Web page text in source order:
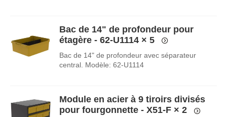
Bac de 14" de profondeur pour
étagère - 62-U1114× 5
Bac de 14" de profondeur avec séparateur
central. Modèle: 62-U1114
Module en acier à 9 tiroirs divisés
pour fourgonnette - X51-F× 2